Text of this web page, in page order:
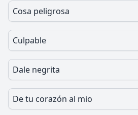
Cosa peligrosa
Culpable
Dale negrita
De tu corazón al mio